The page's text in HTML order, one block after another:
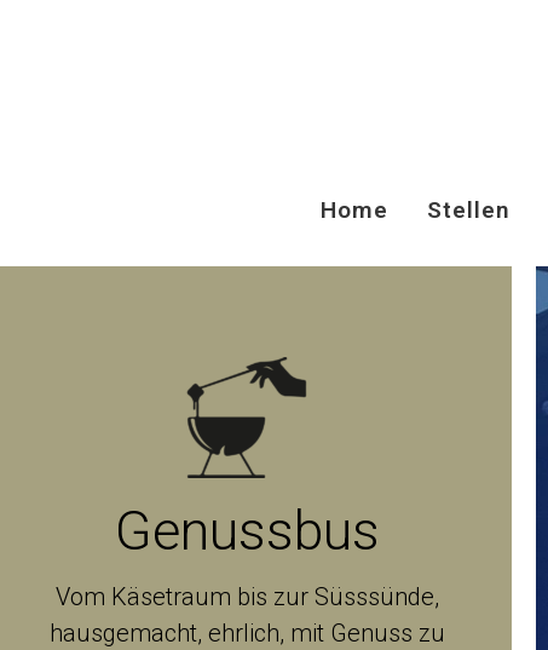
Home Stellen
Genussbus
Vom Käsetraum bis zur Süsssünde,
hausgemacht, ehrlich, mit Genuss zu